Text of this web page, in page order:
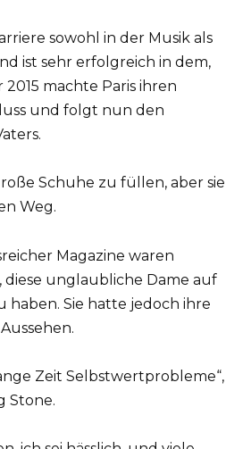
sowohl in der Musik als
ist sehr erfolgreich in dem,
2015 machte Paris ihren
und folgt nun den
Schuhe zu füllen, aber sie
Weg.
Magazine waren
unglaubliche Dame auf
haben. Sie hatte jedoch ihre
Zeit Selbstwertprobleme“,
Stone.